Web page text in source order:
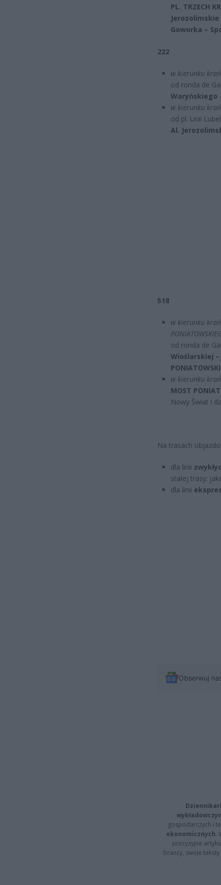
PL. TRZECH
Goworka –
222
w kierunku
od ronda de
Waryńskiego
w kierunku
od pl. Unii
Al.
518
w kierunku
od ronda de
Wioślarskiej
w kierunku
MOST
Nowy Świat i
Na trasach
dla linii
stałej trasy:
dla linii
Obserwuj
gospodarczych i
ekonomicznych.
precyzyjne
branży, swoje